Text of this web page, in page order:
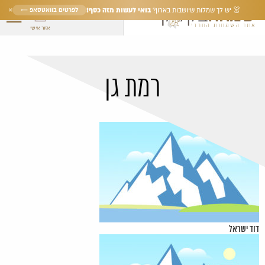
אזור אישי
👗 יש לך שמלות שיושבות בארון? בואי לעשות מזה כסף! לפרטים בוואטסאפ ← ×
רמת גן
דוד ישראל